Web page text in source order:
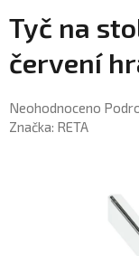
Tyč na
červení
Průměrné
hodnocení
Neohodnoceno
Značka: RETA